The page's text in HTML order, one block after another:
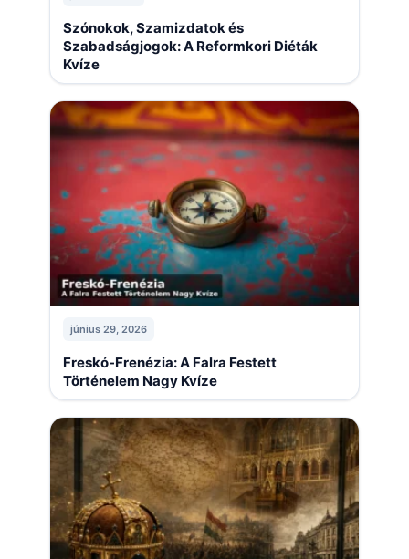
Szónokok, Szamizdatok és
Szabadságjogok: A Reformkori Diéták
Kvíze
június 29, 2026
Freskó-Frenézia: A Falra Festett
Történelem Nagy Kvíze